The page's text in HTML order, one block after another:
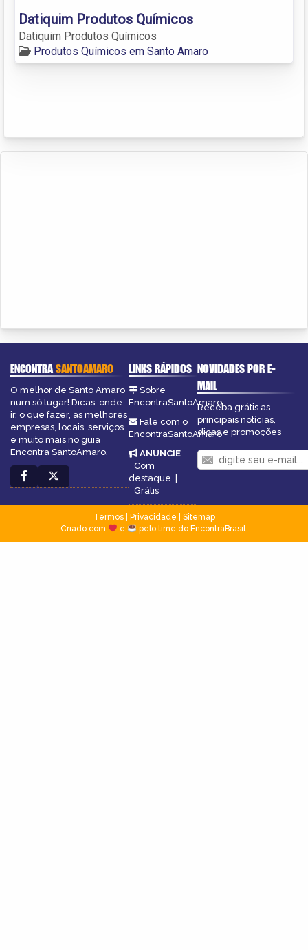
Datiquim Produtos Químicos
Datiquim Produtos Químicos
Produtos Químicos em Santo Amaro
ENCONTRASANTOAMARO
O melhor de Santo Amaro
num só lugar! Dicas, onde
ir, o que fazer, as melhores
empresas, locais, serviços
e muito mais no guia
Encontra SantoAmaro.
LINKS RÁPIDOS
Sobre
EncontraSantoAmaro
Fale com o
EncontraSantoAmaro
ANUNCIE:
Com
destaque |
Grátis
NOVIDADES POR E-
MAIL
Receba grátis as
principais notícias,
dicas e promoções
Termos| Privacidade
Sitemap
Criado com
e pelo time do EncontraBrasil